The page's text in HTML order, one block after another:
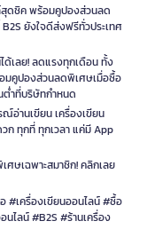
สุดชิค พร้อมคูปองส่วนลด
ยังใจดีส่งฟรีทั่วประเทศ
ด้เลย! ลดแรงทุกเดือน ทั้ง
มคูปองส่วนลดพิเศษเมื่อซื้อ
ต่ำที่บริษัทกำหนด
อ่านเขียน เครื่องเขียน
ก ทุกที่ ทุกเวลา แค่มี App
ศษเฉพาะสมาชิก! คลิกเลย
#เครื่องเขียนออนไลน์ #ซื้อ
ไลน์ #B2S #ร้านเครื่อง